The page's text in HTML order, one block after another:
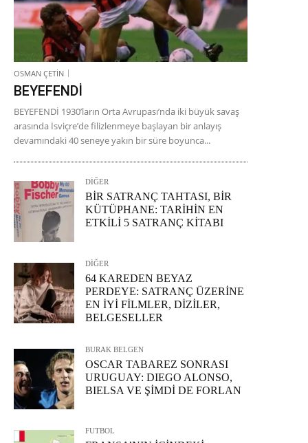
OSMAN ÇETİN
BEYEFENDİ
BEYEFENDİ 1930’ların Orta Avrupası’nda iki büyük savaş
arasında İsviçre’de filizlenmeye başlayan bir anlayış
devamındaki 40 seneye yakın bir süre boyunca...
DİĞER
BİR SATRANÇ TAHTASI, BİR
KÜTÜPHANE: TARİHİN EN
ETKİLİ 5 SATRANÇ KİTABI
DİĞER
64 KAREDEN BEYAZ
PERDEYE: SATRANÇ ÜZERİNE
EN İYİ FİLMLER, DİZİLER,
BELGESELLER
BURAK BELGEN
OSCAR TABAREZ SONRASI
URUGUAY: DIEGO ALONSO,
BIELSA VE ŞİMDİ DE FORLAN
FUTBOL